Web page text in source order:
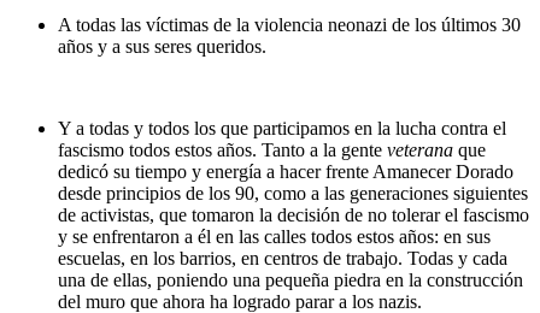
A todas las víctimas de la violencia neonazi de los últimos 30
años y a sus seres queridos.
Y a todas y todos los que participamos en la lucha contra el
fascismo todos estos años. Tanto a la gente veterana que
dedicó su tiempo y energía a hacer frente Amanecer Dorado
desde principios de los 90, como a las generaciones siguientes
de activistas, que tomaron la decisión de no tolerar el fascismo
y se enfrentaron a él en las calles todos estos años: en sus
escuelas, en los barrios, en centros de trabajo. Todas y cada
una de ellas, poniendo una pequeña piedra en la construcción
del muro que ahora ha logrado parar a los nazis.